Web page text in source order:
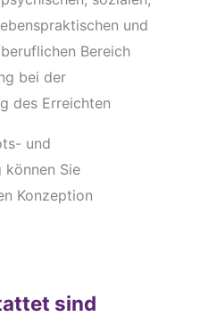
und
Bereich
bei der
des Erreichten
und
können Sie
Konzeption
sind